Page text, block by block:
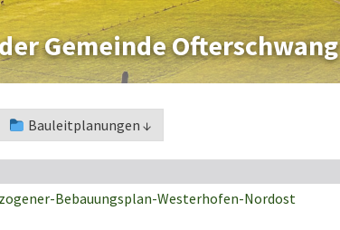
Gemeinde Ofterschwang
Bauleitplanungen ↓
Bebauungsplan-Westerhofen-Nordost